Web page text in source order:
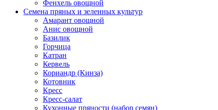
Фенхель овощной
Семена пряных и зеленных культур
Амарант овощной
Анис овощной
Базилик
Горчица
Катран
Кервель
Кориандр (Кинза)
Котовник
Кресс
Кресс-салат
Кухонные пряности (набор семян)